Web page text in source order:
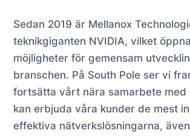
Sedan 2019 är Mellanox
teknikgiganten NVIDIA, vilket
möjligheter för gemensam
branschen. På South Pole ser vi
fortsätta vårt nära samarbete med
kan erbjuda våra kunder de mest
effektiva nätverkslösningarna,